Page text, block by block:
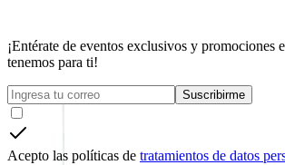
¡Entérate de eventos exclusivos y promociones
tenemos para ti!
Suscribirme
Acepto las políticas de tratamientos de datos